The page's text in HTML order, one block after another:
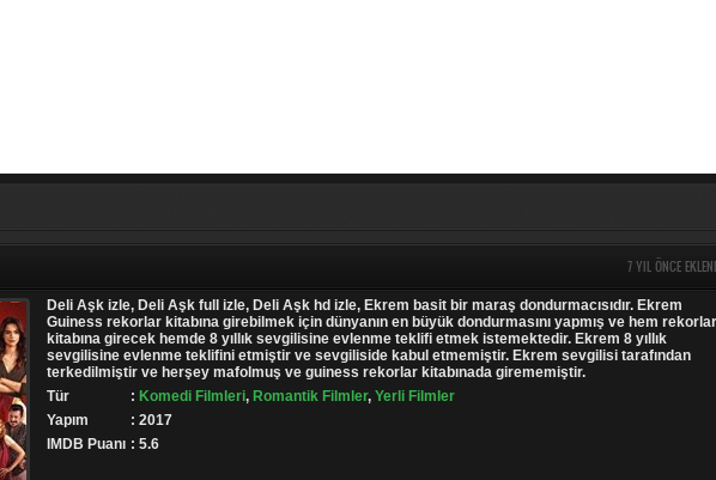
7 YIL ÖNCE
Deli Aşk izle, Deli Aşk full izle, Deli Aşk hd izle, Ekrem basit bir maraş dondurmacısıdır. Ekrem
Guiness rekorlar kitabına girebilmek için dünyanın en büyük dondurmasını yapmış ve hem rekorlar
kitabına girecek hemde 8 yıllık sevgilisine evlenme teklifi etmek istemektedir. Ekrem 8 yıllık
sevgilisine evlenme teklifini etmiştir ve sevgiliside kabul etmemiştir. Ekrem sevgilisi tarafından
terkedilmiştir ve herşey mafolmuş ve guiness rekorlar kitabınada girememiştir.
Tür
: Komedi Filmleri, Romantik Filmler, Yerli Filmler
Yapım
: 2017
IMDB Puanı : 5.6